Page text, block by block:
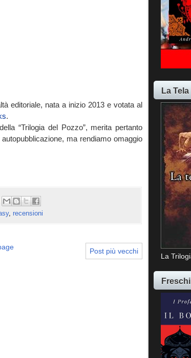
editoriale, nata a inizio 2013 e votata al
.
“Trilogia del Pozzo”, merita pertanto
ma rendiamo omaggio
, recensioni
Post più vecchi
La
La